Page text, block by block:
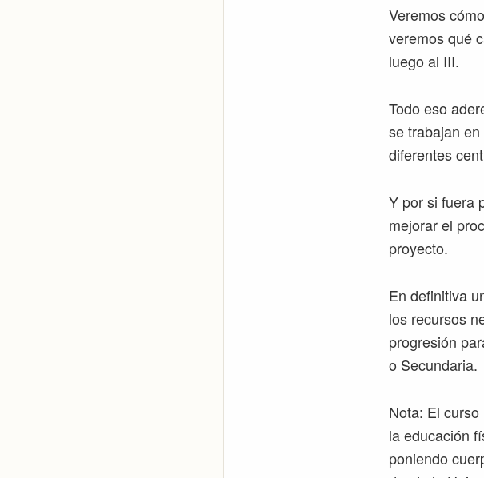
Veremos
veremos qué
luego al III.
Todo eso
se trabajan
diferentes
Y por si fuera
mejorar el
proyecto.
En definitiva
los recursos
progresión
o Secundaria.
Nota: El
la educación
poniendo